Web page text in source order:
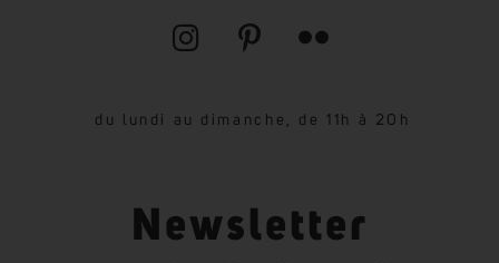
du lundi au dimanche, de 11h à 20h
Newsletter